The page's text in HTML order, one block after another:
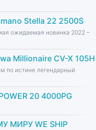
Stella 22 2500S
ожидаемая новинка 2022 –
Millionaire CV-X 105H
по истине легендарный
20 4000PG
МИРУ WE SHIP